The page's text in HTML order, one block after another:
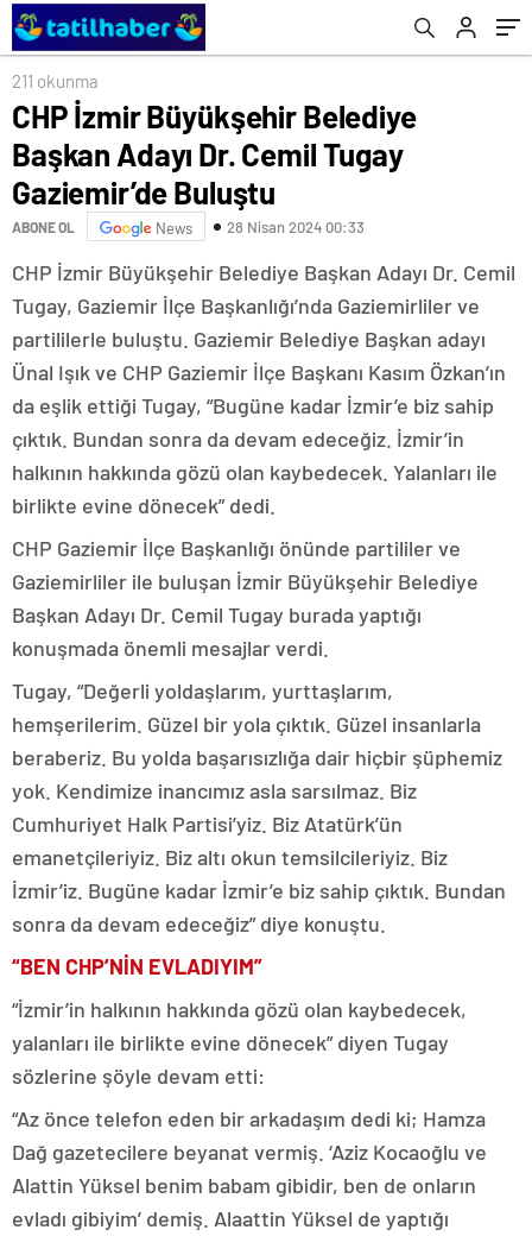
211 okunma
CHP İzmir Büyükşehir Belediye
Başkan Adayı Dr. Cemil Tugay
Gaziemir’de Buluştu
ABONE OL News 28 Nisan 2024 00:33
CHP İzmir Büyükşehir Belediye Başkan Adayı Dr. Cemil
Tugay, Gaziemir İlçe Başkanlığı’nda Gaziemirliler ve
partililerle buluştu. Gaziemir Belediye Başkan adayı
Ünal Işık ve CHP Gaziemir İlçe Başkanı Kasım Özkan’ın
da eşlik ettiği Tugay, “Bugüne kadar İzmir’e biz sahip
çıktık. Bundan sonra da devam edeceğiz. İzmir’in
halkının hakkında gözü olan kaybedecek. Yalanları ile
birlikte evine dönecek” dedi.
CHP Gaziemir İlçe Başkanlığı önünde partililer ve
Gaziemirliler ile buluşan İzmir Büyükşehir Belediye
Başkan Adayı Dr. Cemil Tugay burada yaptığı
konuşmada önemli mesajlar verdi.
Tugay, “Değerli yoldaşlarım, yurttaşlarım,
hemşerilerim. Güzel bir yola çıktık. Güzel insanlarla
beraberiz. Bu yolda başarısızlığa dair hiçbir şüphemiz
yok. Kendimize inancımız asla sarsılmaz. Biz
Cumhuriyet Halk Partisi’yiz. Biz Atatürk’ün
emanetçileriyiz. Biz altı okun temsilcileriyiz. Biz
İzmir’iz. Bugüne kadar İzmir’e biz sahip çıktık. Bundan
sonra da devam edeceğiz” diye konuştu.
“BEN CHP’NİN EVLADIYIM”
“İzmir’in halkının hakkında gözü olan kaybedecek,
yalanları ile birlikte evine dönecek” diyen Tugay
sözlerine şöyle devam etti:
“Az önce telefon eden bir arkadaşım dedi ki; Hamza
Dağ gazetecilere beyanat vermiş. ‘Aziz Kocaoğlu ve
Alattin Yüksel benim babam gibidir, ben de onların
evladı gibiyim’ demiş. Alaattin Yüksel de yaptığı
Nisan sabahı itibarıyla kuracağız”